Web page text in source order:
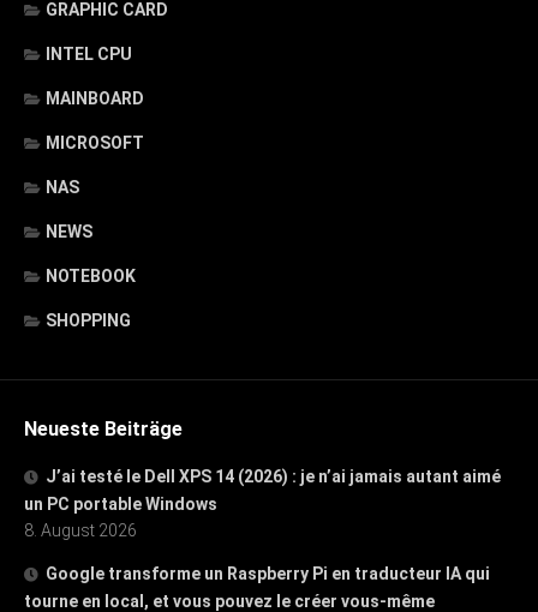
GRAPHIC CARD
INTEL CPU
MAINBOARD
MICROSOFT
NAS
NEWS
NOTEBOOK
SHOPPING
Neueste Beiträge
J’ai testé le Dell XPS 14 (2026) : je n’ai jamais autant aimé
un PC portable Windows
8. August 2026
Google transforme un Raspberry Pi en traducteur IA qui
tourne en local, et vous pouvez le créer vous-même